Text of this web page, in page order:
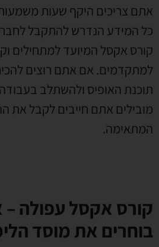
אתם צריכים היקף שעות
כל המידע הנדרש להתקבל
קורס אקסל המיועד למתחילים
למתקדמים. אם אתם רוצים
תוכנת האופיס ולהשתלב
מובילים אתם חייבים לקבל את
המתאימה.
קורס אקסל עפולה –
בוחרים את מוסד